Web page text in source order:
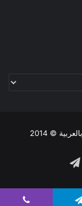
© 2014
تيلقرام